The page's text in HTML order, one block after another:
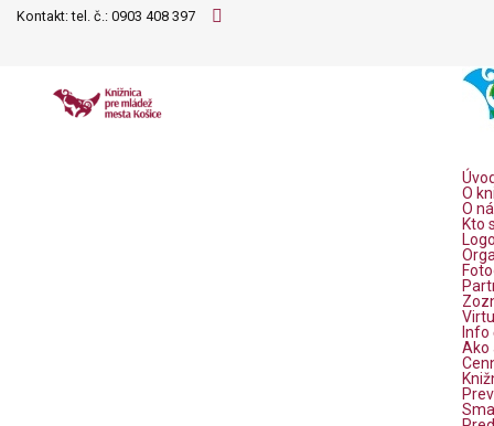
Kontakt: tel. č.: 0903 408 397
O
O
Kto
Ako